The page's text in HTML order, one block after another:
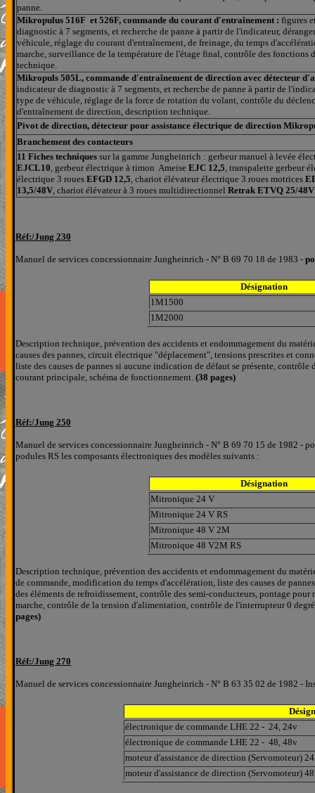
panne.
Mikropulus 516F et 526F, commande du courant d'entraînement : figures
diagnostic à 7 segments, et recherche de panne à partir de l'indicateur,
véhicule, réglage du courant d'entraînement, de freinage, du temps
marche, surveillance de la température de l'étage final, contrôle des fonctions
technique.
Mikropuls 505L, commande d'entraînement de direction avec détecteur
indicateur de diagnostic à 7 segments, et recherche de panne à partir de
type de véhicule, réglage de la force de rotation du volant, contrôle du
d'entraînement de direction, description technique.
Pivot de direction, détecteur pour assistance électrique de direction
Branchement des contacteurs
11 Fiches techniques sur la gamme Jungheinrich : gerbeur manuel à levée
EJCL10, gerbeur électrique à timon Ameise EJC 12,5, transpalette gerbeur
électrique 3 roues EFGD 12,5, chariot élévateur électrique 3 roues motrices
13,5/48V, chariot élévateur à 3 roues multidirectionnel Retrak ETVQ 25/48V
Réf:/Jung 230
Manuel de services concessionnaire Jungheinrich - N° B 69 70 18 de 1983 -
Désignation
1M1500
1M2000
Description technique, prévention des accidents et endommagement du
causes des pannes, circuit électrique "déplacement", tensions prescrites et
liste des causes de pannes si aucune indication de défaut se présente,
courant principale, schéma de fonctionnement. (38 pages)
Réf:/Jung 250
Manuel de services concessionnaire Jungheinrich - N° B 69 70 15 de 1982 -
podules RS les composants électroniques des modèles suivants :
Désignation
Mitronique 24 V
Mitronique 24 V RS
Mitronique 48 V 2M
Mitronique 48 V2M RS
Description technique, prévention des accidents et endommagement du
de commande, modification du temps d'accélération, liste des causes de
des éléments de refroidissement, contrôle des semi-conducteurs, pontage
marche, contrôle de la tension d'alimentation, contrôle de l'interrupteur 0
pages)
Réf:/Jung 270
Manuel de services concessionnaire Jungheinrich - N° B 63 35 02 de 1982 -
électronique de commande LHE 22 - 24, 24v
électronique de commande LHE 22 - 48, 48v
moteur d'assistance de direction (Servomoteur)
moteur d'assistance de direction (Servomoteur)